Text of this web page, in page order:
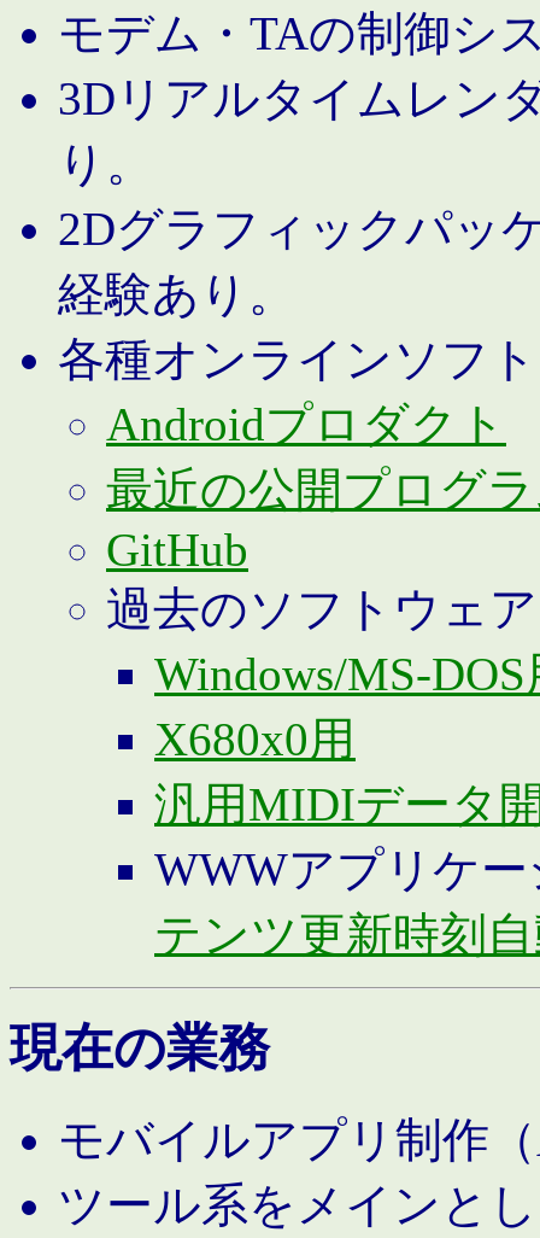
モデム・TAの制御シ
3Dリアルタイムレン
り。
2Dグラフィックパッ
経験あり。
各種オンラインソフ
Androidプロダクト
最近の公開プログ
GitHub
過去のソフトウェア
Windows/MS-DOS
X680x0用
汎用MIDIデータ
WWWアプリケ
テンツ更新時刻
現在の業務
モバイルアプリ制作
ツール系をメインと